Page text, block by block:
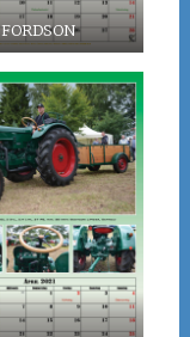
FORDSON